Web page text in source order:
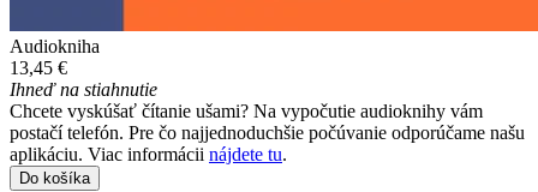
Audiokniha
13,45 €
Ihneď na stiahnutie
Chcete vyskúšať čítanie ušami? Na vypočutie audioknihy vám
postačí telefón. Pre čo najjednoduchšie počúvanie odporúčame našu
aplikáciu. Viac informácii nájdete tu.
Do košíka